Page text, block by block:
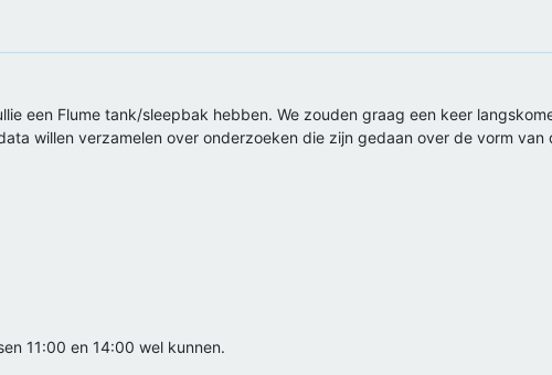
een Flume tank/sleepbak hebben. We zouden graag een keer
willen verzamelen over onderzoeken die zijn gedaan over de vorm van
11:00 en 14:00 wel kunnen.